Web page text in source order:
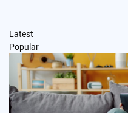
Latest
Popular